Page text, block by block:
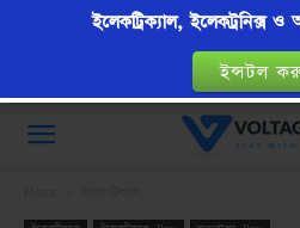
VoltageLab
ইলেকট্রিক্যাল, ইলেকট্রনিক্স
ইন্সটল